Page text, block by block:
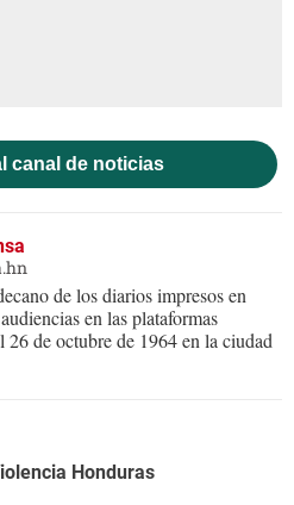
canal de noticias
de los diarios impresos en
en las plataformas
26 de octubre de 1964 en la ciudad
Honduras